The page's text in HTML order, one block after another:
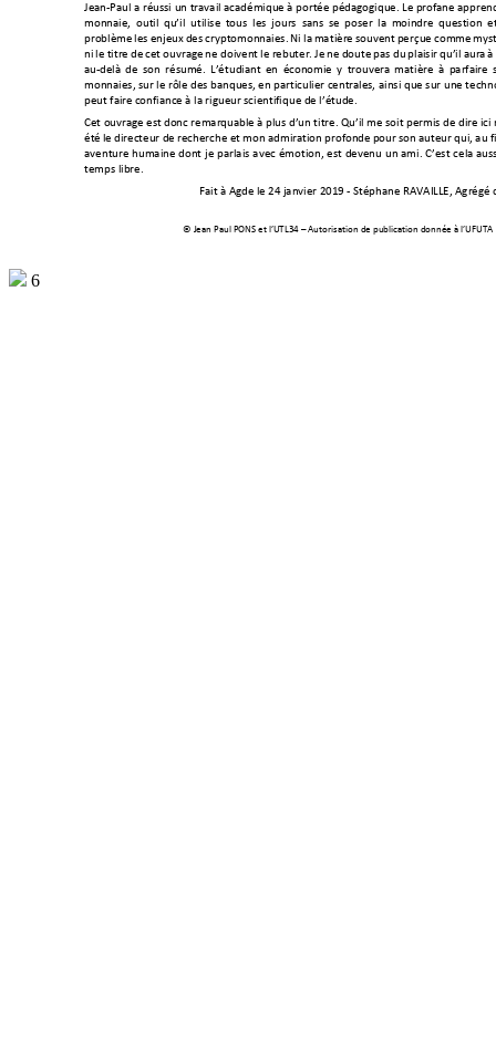
© Jean Paul PONS et l’UTL34 – Autorisation de publication donnée à l’UFUTA
Jean-Paul a réussi un travail académique à portée pédagogique. Le profane appr
monnaie,  outil qu’il  utilise tous  les  jours  sans se poser  la moindre  question
problème les enjeux des cryptomonnaies. Ni la matière souvent perçue comme
ni le titre de cet ouvrage ne doivent le rebuter. Je ne doute pas du plaisir qu’il aura à
au-delà de son résumé L’étudiant en économie y trouvera matière à parfaire
monnaies, sur le rôle des banques , en particulier centrales, ainsi que sur une
peut faire confiance à la rigueur scientifique de l’étude.
Cet ouvrage est donc remarquable à plus d’un titre. Qu’il me soit permis de dire ici
été le directeur de recherche et mon admiration profonde pour son auteur qui, au
aventure humaine dont je parlais avec émotion, est devenu un ami. C’est cela
temps libre.
Fait à Agde le 24 janvier 2019 - Stéphane RAVAILLE, Agrégé
6